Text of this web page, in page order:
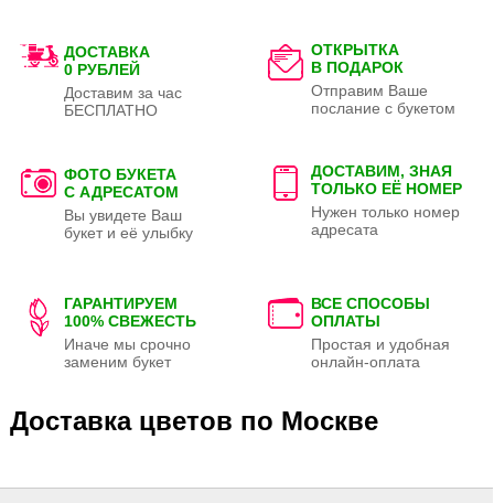
ДОСТАВКА
0 РУБЛЕЙ
Доставим за час
БЕСПЛАТНО
ОТКРЫТКА
В ПОДАРОК
Отправим Ваше
послание с букетом
ФОТО БУКЕТА
С АДРЕСАТОМ
Вы увидете Ваш
букет и её улыбку
ДОСТАВИМ, ЗНАЯ
ТОЛЬКО ЕЁ НОМЕР
Нужен только номер
адресата
ГАРАНТИРУЕМ
100% СВЕЖЕСТЬ
Иначе мы срочно
заменим букет
ВСЕ СПОСОБЫ
ОПЛАТЫ
Простая и удобная
онлайн-оплата
Доставка цветов по Москве